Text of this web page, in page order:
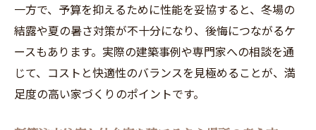
仙台の注文住宅で叶える理想の環境
新築注文住宅で叶える理想の生活環境づく
り
仙台家を建てるなら場所選びと快適性の関
一方で、予算を抑えるために性能を妥協すると、冬場の
結露や夏の暑さ対策が不十分になり、後悔につながるケ
ースもあります。実際の建築事例や専門家への相談を通
じて、コストと快適性のバランスを見極めることが、満
足度の高い家づくりのポイントです。